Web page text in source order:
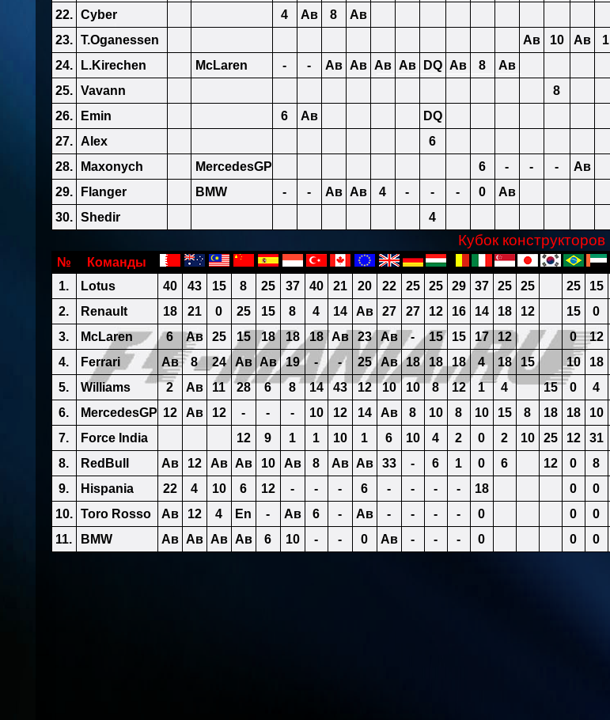
22.
Cyber 4 Ав 8 Ав
23.
T.Oganessen Ав 10 Ав 1
24.
L.Kirechen McLaren - - Ав Ав Ав Ав DQ Ав 8 Ав
25.
Vavann 8
26.
Emin 6 Ав DQ
27.
Alex 6
28.
Maxonych MercedesGP 6 - - - Ав
29.
Flanger BMW - - Ав Ав 4 - - - 0 Ав
30.
Shedir 4
Кубок конструкторов
№ Команды
1.
Lotus 40 43 15 8 25 37 40 21 20 22 25 25 29 37 25 25 25 15
2.
Renault 18 21 0 25 15 8 4 14 Ав 27 27 12 16 14 18 12 15 0
3.
McLaren 6 Ав 25 15 18 18 18 Ав 23 Ав - 15 15 17 12 0 12
4.
Ferrari Ав 8 24 Ав Ав 19 - - 25 Ав 18 18 18 4 18 15 10 18
5.
Williams 2 Ав 11 28 6 8 14 43 12 10 10 8 12 1 4 15 0 4
6.
MercedesGP 12 Ав 12 - - - 10 12 14 Ав 8 10 8 10 15 8 18 18 10
7.
Force India 12 9 1 1 10 1 6 10 4 2 0 2 10 25 12 31
8.
RedBull Ав 12 Ав Ав 10 Ав 8 Ав Ав 33 - 6 1 0 6 12 0 8
9.
Hispania 22 4 10 6 12 - - - 6 - - - - 18 0 0
10.
Toro Rosso Ав 12 4 En - Ав 6 - Ав - - - - 0 0 0
11.
BMW Ав Ав Ав Ав 6 10 - - 0 Ав - - - 0 0 0